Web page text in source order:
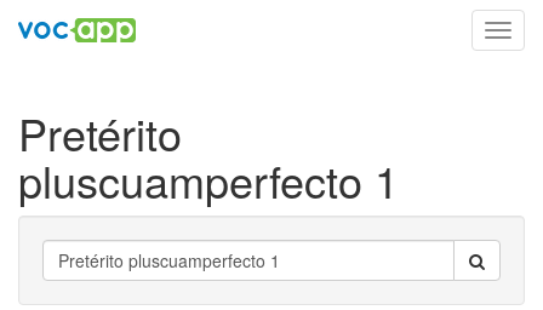
Pretérito
pluscuamperfecto 1